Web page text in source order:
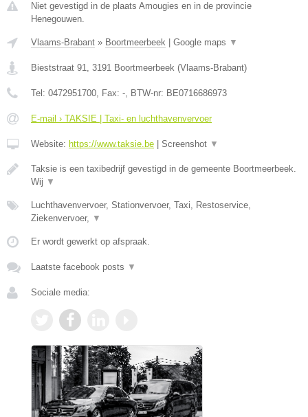
Niet gevestigd in de plaats Amougies en in de provincie
Henegouwen.
Vlaams-Brabant » Boortmeerbeek Google maps ▼
Bieststraat 91, 3191 Boortmeerbeek (Vlaams-Brabant)
Tel: 0472951700, Fax: -, BTW-nr: BE0716686973
E-mail › TAKSIE | Taxi- en luchthavenvervoer
Website: https://www.taksie.be Screenshot ▼
Taksie is een taxibedrijf gevestigd in de gemeente Boortmeerbeek.
Wij ▼
Luchthavenvervoer, Stationvervoer, Taxi, Restoservice,
Ziekenvervoer, ▼
Er wordt gewerkt op afspraak.
Laatste facebook posts ▼
Sociale media: